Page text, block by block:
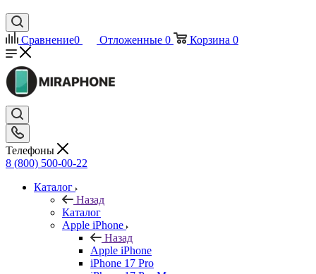
Сравнение0 Отложенные 0 Корзина 0
Телефоны
8 (800) 500-00-22
Каталог
Назад
Каталог
Apple iPhone
Назад
Apple iPhone
iPhone 17 Pro